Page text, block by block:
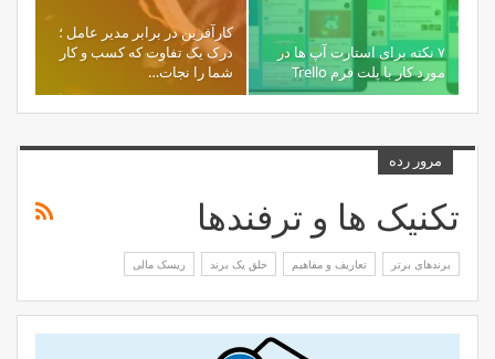
۷ نکته برای استارت آپ ها در
مورد کار با پلت فرم Trello
کارآفرین در برابر مدیر عامل ؛
درک یک تفاوت که کسب و کار
شما را نجات…
مرور رده
تکنیک ها و ترفندها
برندهای برتر تعاریف و مفاهیم خلق یک برند ریسک مالی